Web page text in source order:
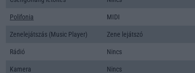
Polifonia MIDI
Zenelejátszás (Music Player) Zene lejátszó
Rádió Nincs
Kamera Nincs